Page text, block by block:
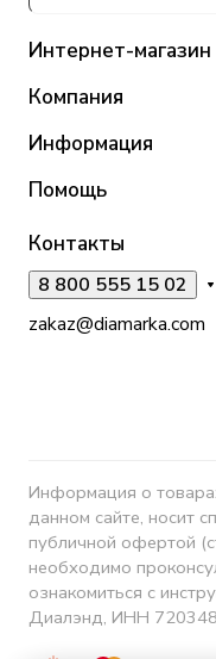
Интернет-магазин
Компания
Информация
Помощь
Контакты
8 800 555 15 02
zakaz@diamarka.com
Информация о
данном сайте, носит
публичной офертой
необходимо
ознакомиться с
Диалэнд, ИНН